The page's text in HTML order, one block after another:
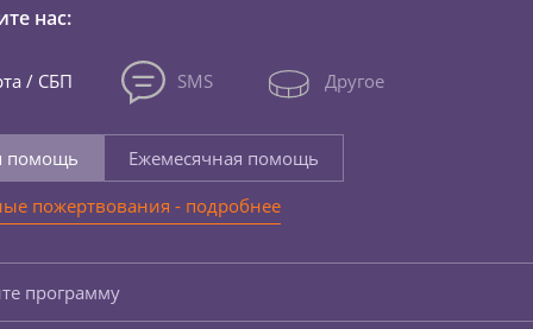
нас:
/ СБП SMS Другое
помощь
Ежемесячная помощь
пожертвования - подробнее
программу